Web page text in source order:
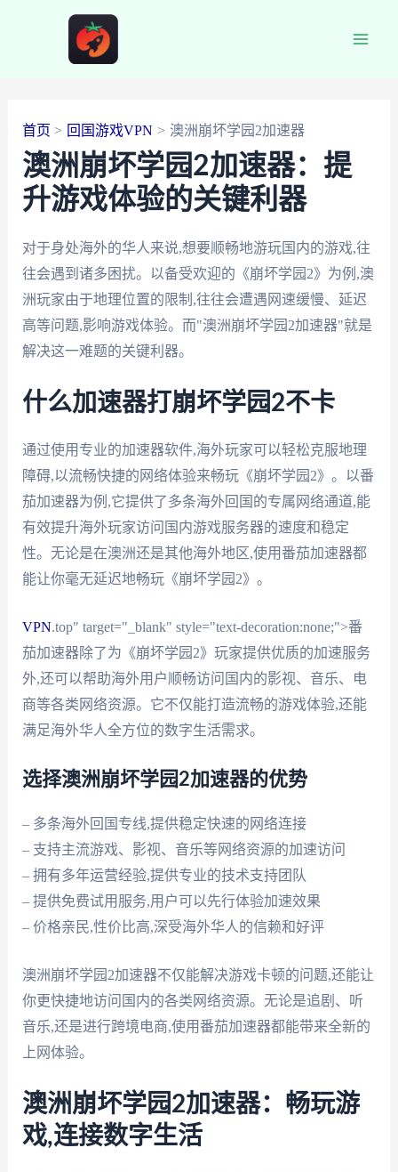
首页 回国游戏VPN 澳洲崩坏学园2加速器
澳洲崩坏学园2加速器：提
升游戏体验的关键利器
对于身处海外的华人来说,想要顺畅地游玩国内的游戏,往
往会遇到诸多困扰。以备受欢迎的《崩坏学园2》为例,澳
洲玩家由于地理位置的限制,往往会遭遇网速缓慢、延迟
高等问题,影响游戏体验。而"澳洲崩坏学园2加速器"就是
解决这一难题的关键利器。
什么加速器打崩坏学园2不卡
通过使用专业的加速器软件,海外玩家可以轻松克服地理
障碍,以流畅快捷的网络体验来畅玩《崩坏学园2》。以番
茄加速器为例,它提供了多条海外回国的专属网络通道,能
有效提升海外玩家访问国内游戏服务器的速度和稳定
性。无论是在澳洲还是其他海外地区,使用番茄加速器都
能让你毫无延迟地畅玩《崩坏学园2》。
VPN.top" target="_blank" style="text-decoration:none;">番
茄加速器除了为《崩坏学园2》玩家提供优质的加速服务
外,还可以帮助海外用户顺畅访问国内的影视、音乐、电
商等各类网络资源。它不仅能打造流畅的游戏体验,还能
满足海外华人全方位的数字生活需求。
选择澳洲崩坏学园2加速器的优势
– 多条海外回国专线,提供稳定快速的网络连接
– 支持主流游戏、影视、音乐等网络资源的加速访问
– 拥有多年运营经验,提供专业的技术支持团队
– 提供免费试用服务,用户可以先行体验加速效果
– 价格亲民,性价比高,深受海外华人的信赖和好评
澳洲崩坏学园2加速器不仅能解决游戏卡顿的问题,还能让
你更快捷地访问国内的各类网络资源。无论是追剧、听
音乐,还是进行跨境电商,使用番茄加速器都能带来全新的
上网体验。
澳洲崩坏学园2加速器：畅玩游
戏,连接数字生活